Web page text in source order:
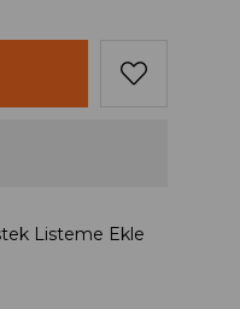
Listeme Ekle